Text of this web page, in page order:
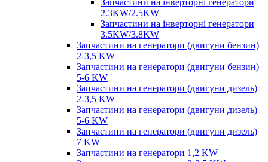
Запчастини на інверторні генератори
2.3KW/2.5KW
Запчастини на інверторні генератори
3.5KW/3.8KW
Запчастини на генератори (двигуни бензин)
2-3,5 KW
Запчастини на генератори (двигуни бензин)
5-6 KW
Запчастини на генератори (двигуни дизель)
2-3,5 KW
Запчастини на генератори (двигуни дизель)
5-6 KW
Запчастини на генератори (двигуни дизель)
7 KW
Запчастини на генератори 1,2 KW